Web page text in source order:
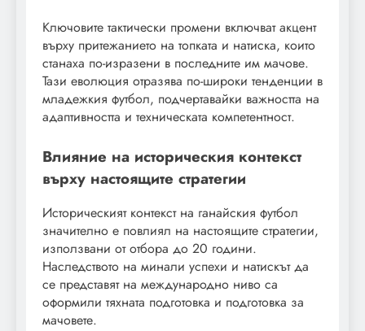
Ключовите тактически промени включват акцент
върху притежанието на топката и натиска, които
станаха по-изразени в последните им мачове.
Тази еволюция отразява по-широки тенденции в
младежкия футбол, подчертавайки важността на
адаптивността и техническата компетентност.
Влияние на историческия контекст
върху настоящите стратегии
Историческият контекст на ганайския футбол
значително е повлиял на настоящите стратегии,
използвани от отбора до 20 години.
Наследството на минали успехи и натискът да
се представят на международно ниво са
оформили тяхната подготовка и подготовка за
мачовете.